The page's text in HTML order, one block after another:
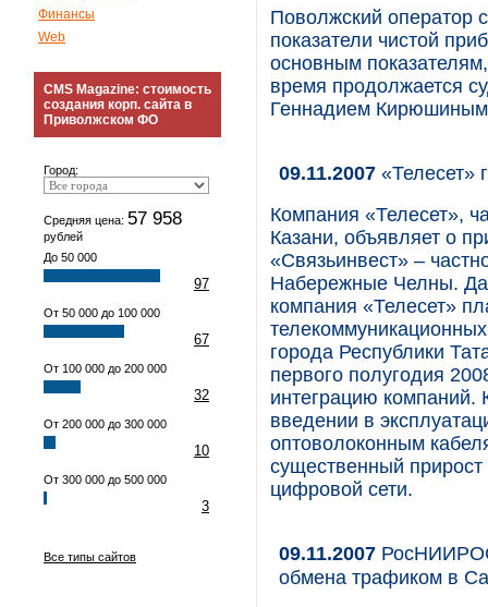
Финансы
Web
CMS Magazine: стоимость
создания корп. сайта в
Приволжском ФО
Город:
Средняя цена: 57 958
рублей
До 50 000
97
От 50 000 до 100 000
67
От 100 000 до 200 000
32
От 200 000 до 300 000
10
От 300 000 до 500 000
3
Все типы сайтов
Поволжский оператор
показатели чистой
основным
время продолжается
Геннадием
09.11.2007 «Телесет»
Компания «Телесет»,
Казани, объявляет о
«Связьинвест» –
Набережные Челны.
компания «Телесет»
города Республики
первого полугодия
интеграцию компаний.
введении в
оптоволоконным
существенный
цифровой сети.
09.11.2007
обмена трафиком в